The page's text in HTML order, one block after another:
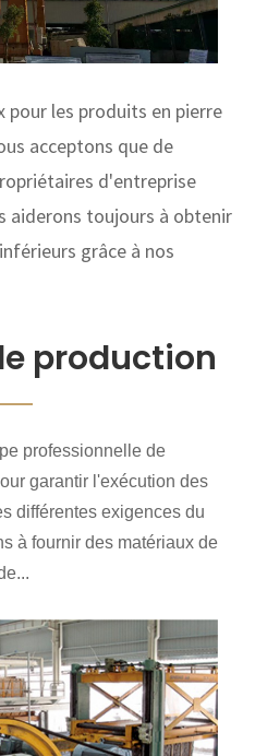
pour les produits en pierre
acceptons que de
d'entreprise
aiderons toujours à obtenir
grâce à nos
production
professionnelle de
garantir l'exécution des
différentes exigences du
à fournir des matériaux de